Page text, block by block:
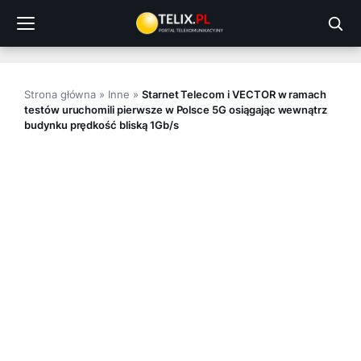
treści
Strona główna » Inne » Starnet Telecom i VECTOR w ramach
testów uruchomili pierwsze w Polsce 5G osiągając wewnątrz
budynku prędkość bliską 1Gb/s